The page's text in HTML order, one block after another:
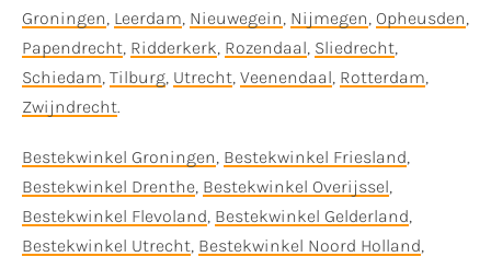
Groningen, Leerdam, Nieuwegein, Nijmegen, Opheusden,
Papendrecht, Ridderkerk, Rozendaal, Sliedrecht,
Schiedam, Tilburg, Utrecht, Veenendaal, Rotterdam,
Zwijndrecht.
Bestekwinkel Groningen, Bestekwinkel Friesland,
Bestekwinkel Drenthe, Bestekwinkel Overijssel,
Bestekwinkel Flevoland, Bestekwinkel Gelderland,
Bestekwinkel Utrecht, Bestekwinkel Noord Holland,